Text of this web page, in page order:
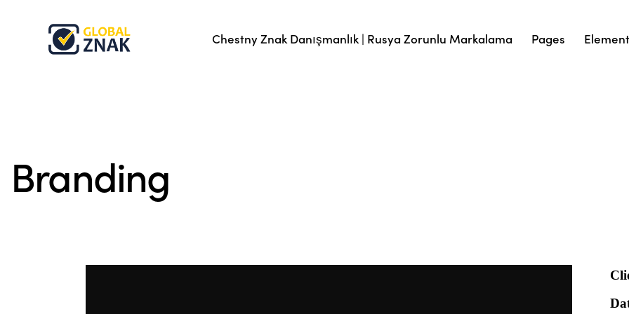
Chestny Znak Danışmanlık | Rusya Zorunlu Markalama Pages
Branding